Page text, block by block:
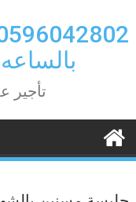
to
content
تأجير